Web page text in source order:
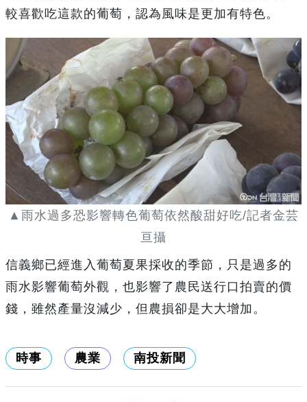
較喜歡吃這款的葡萄，認為風味是更加有特色。
▲雨水過多恐影響轉色葡萄依然酸甜好吃/記者金芸
亘攝
信義鄉已經進入葡萄夏果採收的季節，只是過多的
雨水影響葡萄外觀，也影響了農民送行口拍賣的價
錢，雖然產量沒減少，但農損卻是大大增加。
時事 農業 南投新聞